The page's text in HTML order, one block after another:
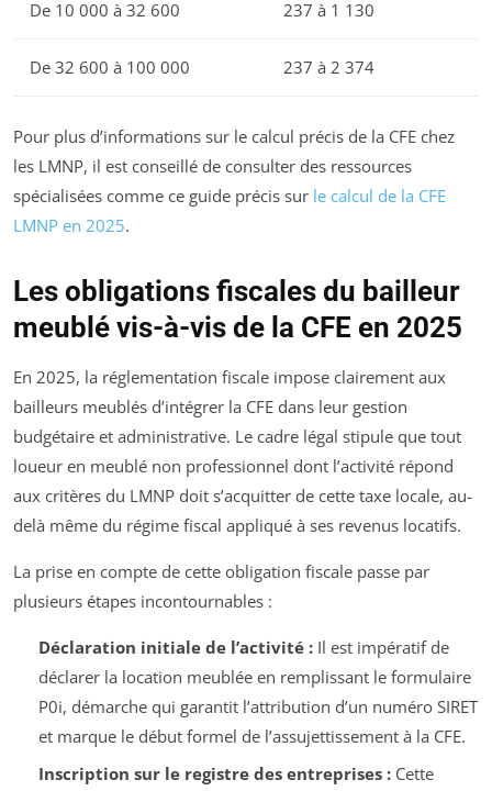
De 10 000 à 32 600 237 à 1 130
De 32 600 à 100 000 237 à 2 374
Pour plus d’informations sur le calcul précis de la CFE chez
les LMNP, il est conseillé de consulter des ressources
spécialisées comme ce guide précis sur le calcul de la CFE
LMNP en 2025.
Les obligations fiscales du bailleur
meublé vis-à-vis de la CFE en 2025
En 2025, la réglementation fiscale impose clairement aux
bailleurs meublés d’intégrer la CFE dans leur gestion
budgétaire et administrative. Le cadre légal stipule que tout
loueur en meublé non professionnel dont l’activité répond
aux critères du LMNP doit s’acquitter de cette taxe locale, au-
delà même du régime fiscal appliqué à ses revenus locatifs.
La prise en compte de cette obligation fiscale passe par
plusieurs étapes incontournables :
Déclaration initiale de l’activité :Il est impératif de
déclarer la location meublée en remplissant le formulaire
P0i, démarche qui garantit l’attribution d’un numéro SIRET
et marque le début formel de l’assujettissement à la CFE.
Inscription sur le registre des entreprises :Cette